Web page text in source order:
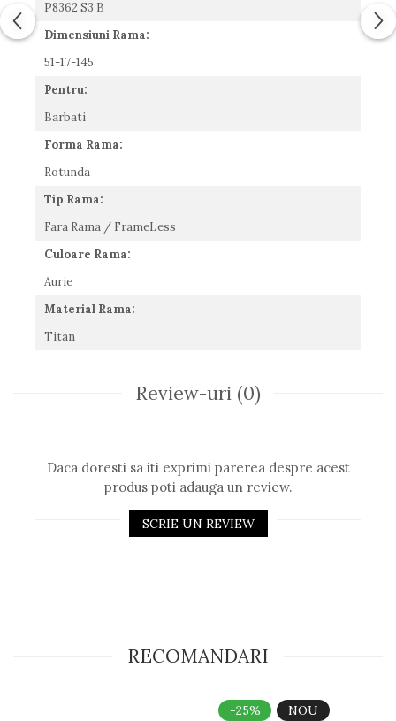
Romeo Careye
Silhouette
Slastik
Swarovski
Titanflex
TOUS
P8362 S3 B
Dimensiuni Rama:
51-17-145
Pentru:
Barbati
Forma Rama:
Rotunda
Tip Rama:
Fara Rama / FrameLess
Culoare Rama:
Aurie
Material Rama:
Titan
Review-uri (0)
Daca doresti sa iti exprimi parerea despre acest
produs poti adauga un review.
SCRIE UN REVIEW
RECOMANDARI
-25% NOU